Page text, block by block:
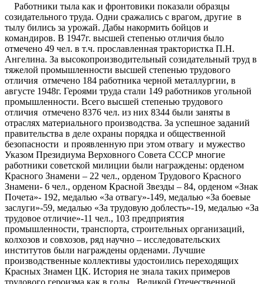
Работники тыла как и фронтовики показали образцы
созидательного труда. Одни сражались с врагом, другие в
тылу бились за урожай. Дабы накормить бойцов и
командиров. В 1947г. высшей степенью отличия было
отмечено 49 чел. в т.ч. прославленная трактористка П.Н.
Ангелина. За высокопроизводительный созидательный труд в
тяжелой промышленности высшей степенью трудового
отличия отмечено 184 работника черной металлургии, в
августе 1948г. Героями труда стали 149 работников угольной
промышленности. Всего высшей степенью трудового
отличия отмечено 8376 чел. из них 8344 были заняты в
отраслях материального производства. За успешное заданий
правительства в деле охраны порядка и общественной
безопасности и проявленную при этом отвагу и мужество
Указом Президиума Верховного Совета СССР многие
работники советской милиции были награждены: орденом
Красного Знамени – 22 чел., орденом Трудового Красного
Знамени- 6 чел., орденом Красной Звезды – 84, орденом «Знак
Почета»- 192, медалью «За отвагу»-149, медалью «За боевые
заслуги»-59, медалью «За трудовую доблесть»-19, медалью «За
трудовое отличие»-11 чел., 103 предприятия
промышленности, транспорта, строительных организаций,
колхозов и совхозов, ряд научно – исследовательских
институтов были награждены орденами. Лучшие
производственные коллективы удостоились переходящих
Красных Знамен ЦК. История не знала таких примеров
трудового героизма как в годы Великой Отечественной